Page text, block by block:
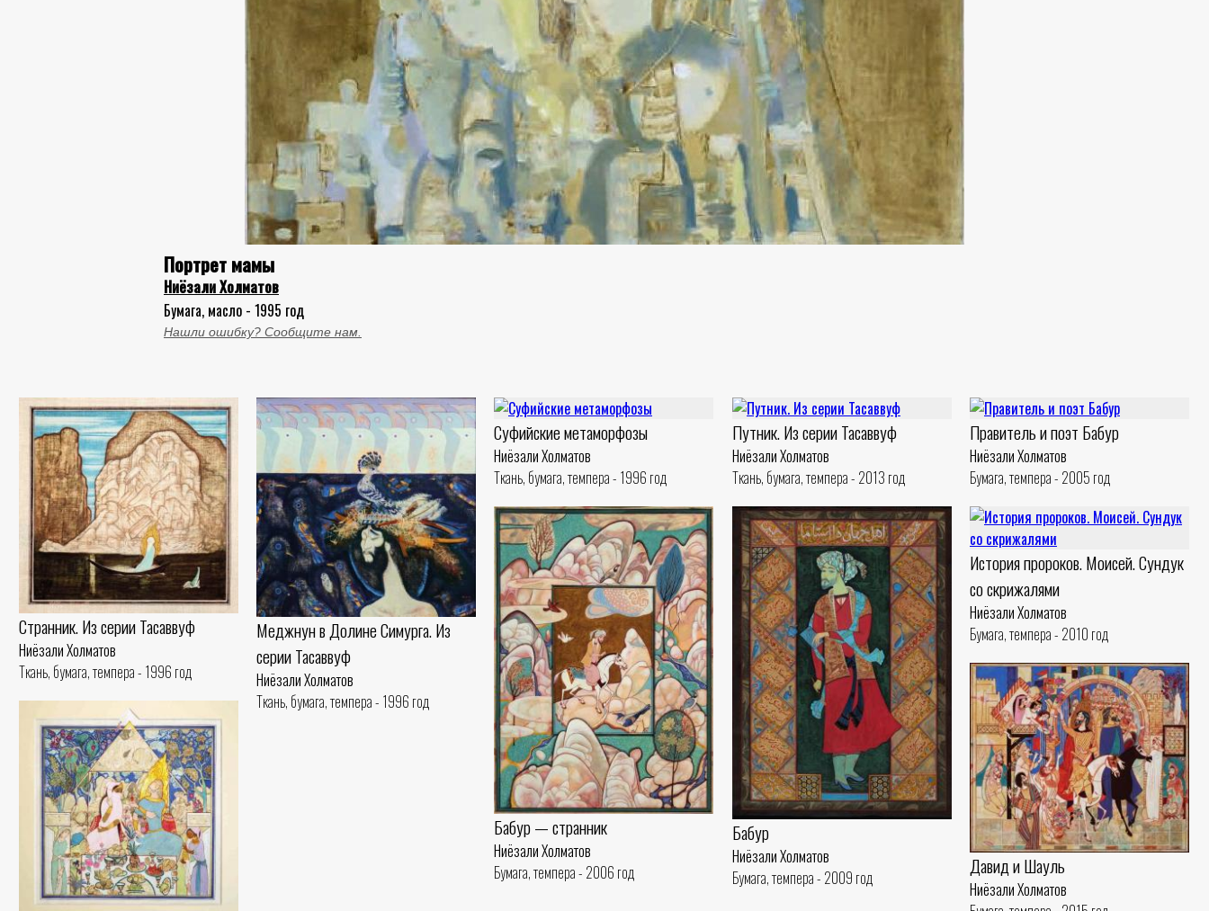
Портрет мамы
Ниёзали Холматов
Бумага, масло - 1995 год
Нашли ошибку? Сообщите нам.
Странник. Из серии Тасаввуф
Ниёзали Холматов
Ткань, бумага, темпера - 1996 год
Меджнун в Долине Симурга. Из
серии Тасаввуф
Ниёзали Холматов
Ткань, бумага, темпера - 1996 год
Суфийские метаморфозы
Ниёзали Холматов
Ткань, бумага, темпера - 1996 год
Путник. Из серии Тасаввуф
Ниёзали Холматов
Ткань, бумага, темпера - 2013 год
Правитель и поэт Бабур
Ниёзали Холматов
Бумага, темпера - 2005 год
Бабур — странник
Ниёзали Холматов
Бумага, темпера - 2006 год
Бабур
Ниёзали Холматов
Бумага, темпера - 2009 год
История пророков. Моисей. Сундук
со скрижалями
Ниёзали Холматов
Бумага, темпера - 2010 год
Давид и Шауль
Ниёзали Холматов